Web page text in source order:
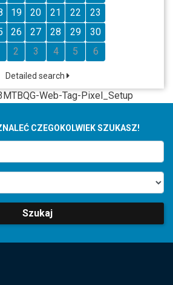
19 20 21 22
23
26 27 28 29
30
2 3 4 5 6
Detailed search
Web-Tag-Pixel_Setup
CZEGOKOLWIEK SZUKASZ!
Szukaj